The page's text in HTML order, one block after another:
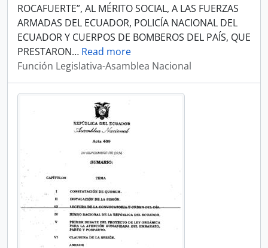
ROCAFUERTE”, AL MÉRITO SOCIAL, A LAS FUERZAS
ARMADAS DEL ECUADOR, POLICÍA NACIONAL DEL
ECUADOR Y CUERPOS DE BOMBEROS DEL PAÍS, QUE
PRESTARON… Read more
Función Legislativa-Asamblea Nacional